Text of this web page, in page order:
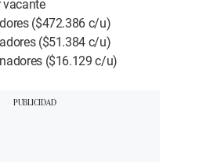
vacante
($472.386 c/u)
($51.384 c/u)
($16.129 c/u)